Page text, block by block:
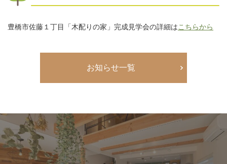
豊橋市佐藤１丁目「木配りの家」完成見学会の詳細はこちらから
お知らせ一覧